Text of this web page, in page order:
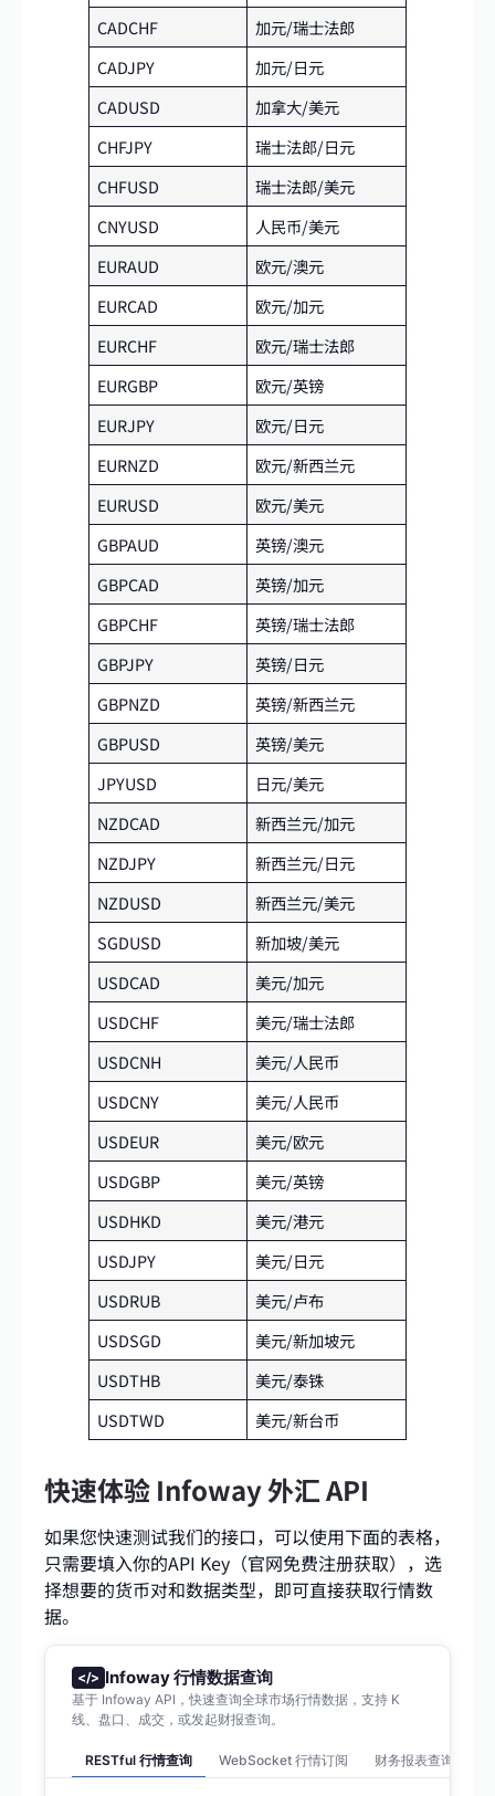
CADCHF
加元/瑞士法郎
CADJPY
加元/日元
CADUSD
加拿大/美元
CHFJPY
瑞士法郎/日元
CHFUSD
瑞士法郎/美元
CNYUSD
人民币/美元
EURAUD
欧元/澳元
EURCAD
欧元/加元
EURCHF
欧元/瑞士法郎
EURGBP
欧元/英镑
EURJPY
欧元/日元
EURNZD
欧元/新西兰元
EURUSD
欧元/美元
GBPAUD
英镑/澳元
GBPCAD
英镑/加元
GBPCHF
英镑/瑞士法郎
GBPJPY
英镑/日元
GBPNZD
英镑/新西兰元
GBPUSD
英镑/美元
JPYUSD
日元/美元
NZDCAD
新西兰元/加元
NZDJPY
新西兰元/日元
NZDUSD
新西兰元/美元
SGDUSD
新加坡/美元
USDCAD
美元/加元
USDCHF
美元/瑞士法郎
USDCNH
美元/人民币
USDCNY
美元/人民币
USDEUR
美元/欧元
USDGBP
美元/英镑
USDHKD
美元/港元
USDJPY
美元/日元
USDRUB
美元/卢布
USDSGD
美元/新加坡元
USDTHB
美元/泰铢
USDTWD
美元/新台币
快速体验 Infoway 外汇 API
如果您快速测试我们的接口，可以使用下面的表格，
只需要填入你的API Key（官网免费注册获取），选
择想要的货币对和数据类型，即可直接获取行情数
据。
</> Infoway 行情数据查询
基于 Infoway API，快速查询全球市场行情数据，支持 K
线、盘口、成交，或发起财报查询。
RESTful 行情查询 WebSocket 行情订阅 财务报表查询